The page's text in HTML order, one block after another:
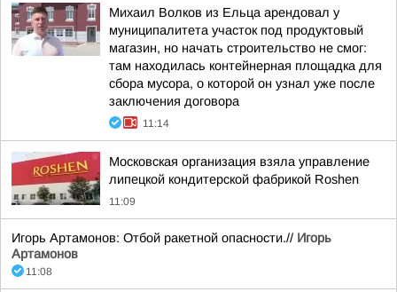
Михаил Волков из Ельца арендовал у
муниципалитета участок под продуктовый
магазин, но начать строительство не смог:
там находилась контейнерная площадка для
сбора мусора, о которой он узнал уже после
заключения договора
11:14
Московская организация взяла управление
липецкой кондитерской фабрикой Roshen
11:09
Игорь Артамонов: Отбой ракетной опасности.// Игорь
Артамонов
11:08